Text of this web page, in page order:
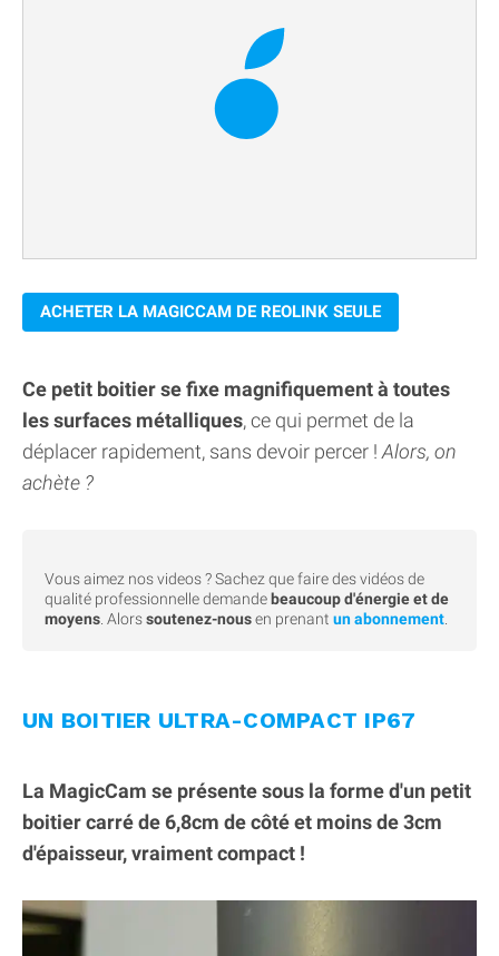
ACHETER LA MAGICCAM DE REOLINK SEULE
Ce petit boitier se fixe magnifiquement à toutes
les surfaces métalliques, ce qui permet de la
déplacer rapidement, sans devoir percer ! Alors, on
achète ?
Vous aimez nos videos ? Sachez que faire des vidéos de
qualité professionnelle demande beaucoup d'énergie et de
moyens . Alorssoutenez-nousen prenant un abonnement
UN BOITIER ULTRA-COMPACT IP67
La MagicCam se présente sous la forme d'un petit
boitier carré de 6,8cm de côté et moins de 3cm
d'épaisseur, vraiment compact !